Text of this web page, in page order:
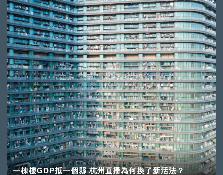
一棟樓GDP抵一個縣 杭州直播為何換了新活法？